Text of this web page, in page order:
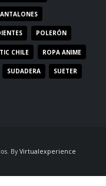
POLERÓN
CHILE ROPA ANIME
SUDADERA SUETER
By Virtualexperience